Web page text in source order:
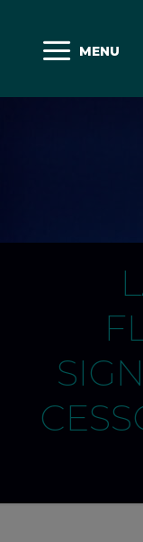
MENU